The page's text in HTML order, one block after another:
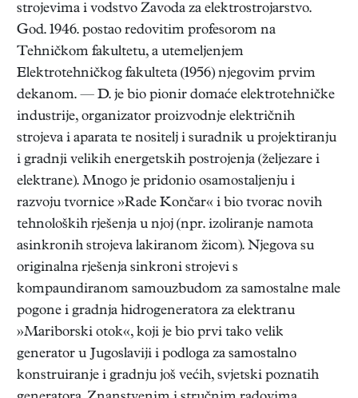
strojevima i vodstvo Zavoda za elektrostrojarstvo.
God. 1946. postao redovitim profesorom na
Tehničkom fakultetu, a utemeljenjem
Elektrotehničkog fakulteta (1956) njegovim prvim
dekanom. — D. je bio pionir domaće elektrotehničke
industrije, organizator proizvodnje električnih
strojeva i aparata te nositelj i suradnik u projektiranju
i gradnji velikih energetskih postrojenja (željezare i
elektrane). Mnogo je pridonio osamostaljenju i
razvoju tvornice »Rade Končar« i bio tvorac novih
tehnoloških rješenja u njoj (npr. izoliranje namota
asinkronih strojeva lakiranom žicom). Njegova su
originalna rješenja sinkroni strojevi s
kompaundiranom samouzbudom za samostalne male
pogone i gradnja hidrogeneratora za elektranu
»Mariborski otok«, koji je bio prvi tako velik
generator u Jugoslaviji i podloga za samostalno
konstruiranje i gradnju još većih, svjetski poznatih